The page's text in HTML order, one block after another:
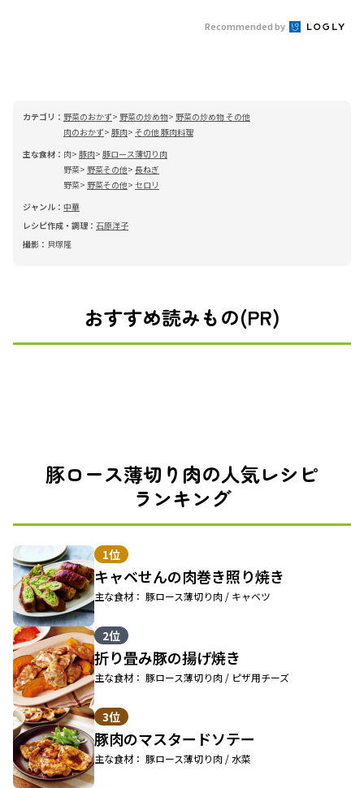
Recommended by
カテゴリ： 野菜のおかず 野菜の炒め物
野菜の炒め物 その他
肉のおかず 豚肉 その他 豚肉料理
主な食材： 肉 豚肉 豚ロース薄切り肉
野菜
野菜その他 長ねぎ
野菜
野菜その他 セロリ
ジャンル： 中華
レシピ作成・調理： 石原洋子
撮影： 貝塚隆
おすすめ読みもの(PR)
豚ロース薄切り肉の人気レシピ
ランキング
1位
キャベせんの肉巻き照り焼き
主な食材： 豚ロース薄切り肉 / キャベツ
2位
折り畳み豚の揚げ焼き
主な食材： 豚ロース薄切り肉 / ピザ用チーズ
3位
豚肉のマスタードソテー
主な食材： 豚ロース薄切り肉 / 水菜